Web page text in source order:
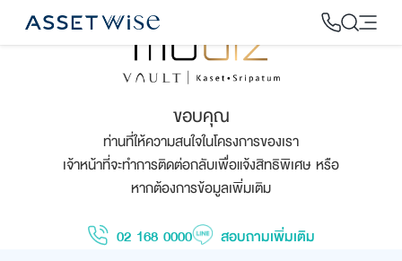
ขอบคุณ
ท่านที่ให้ความสนใจในโครงการของเรา
เจ้าหน้าที่จะทำการติดต่อกลับเพื่อแจ้งสิทธิพิเศษ หรือ
หากต้องการข้อมูลเพิ่มเติม
02 168 0000 สอบถามเพิ่มเติม